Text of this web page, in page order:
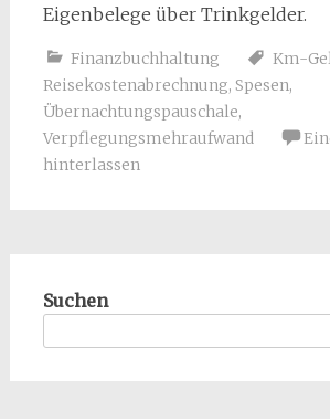
Eigenbelege über Trinkgelder.
Finanzbuchhaltung Km-
Reisekostenabrechnung, Spesen,
Übernachtungspauschale,
Verpflegungsmehraufwand
hinterlassen
Suchen